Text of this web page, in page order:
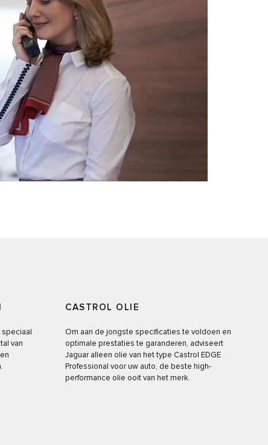
van
CASTROL OLIE
Om aan de jongste specificaties te voldoen en
optimale prestaties te garanderen, adviseert
Jaguar alleen olie van het type Castrol EDGE
Professional voor uw auto, de beste high-
performance olie ooit van het merk.